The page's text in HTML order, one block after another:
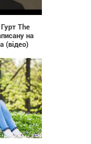
963
The
на
(відео)
61